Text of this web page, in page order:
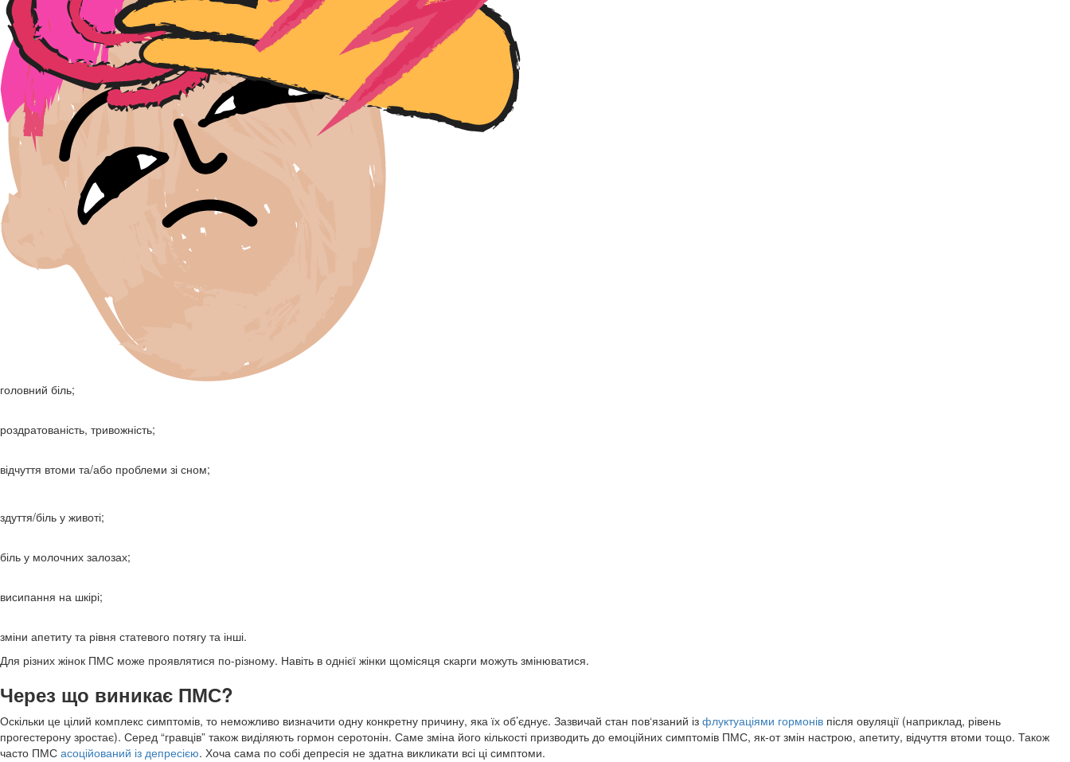
головний біль;
роздратованість, тривожність;
відчуття втоми та/або проблеми зі сном;
здуття/біль у животі;
біль у молочних залозах;
висипання на шкірі;
зміни апетиту та рівня статевого потягу та інші.
Для різних жінок ПМС може проявлятися по-різному. Навіть в однієї жінки щомісяця скарги можуть змінюватися.
Через що виникає ПМС?
Оскільки це цілий комплекс симптомів, то неможливо визначити одну конкретну причину, яка їх об’єднує. Зазвичай стан пов‘язаний із флуктуаціями гормонів після овуляції (наприклад, рівень
прогестерону зростає). Серед “гравців” також виділяють гормон серотонін. Саме зміна його кількості призводить до емоційних симптомів ПМС, як-от змін настрою, апетиту, відчуття втоми тощо. Також
часто ПМС асоційований із депресією. Хоча сама по собі депресія не здатна викликати всі ці симптоми.